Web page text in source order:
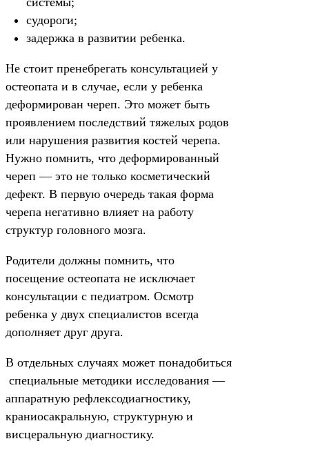
судороги;
задержка в развитии ребенка.
Не стоит пренебрегать консультацией у
остеопата и в случае, если у ребенка
деформирован череп. Это может быть
проявлением последствий тяжелых родов
или нарушения развития костей черепа.
Нужно помнить, что деформированный
череп — это не только косметический
дефект. В первую очередь такая форма
черепа негативно влияет на работу
структур головного мозга.
Родители должны помнить, что
посещение остеопата не исключает
консультации с педиатром. Осмотр
ребенка у двух специалистов всегда
дополняет друг друга.
В отдельных случаях может понадобиться
специальные методики исследования —
аппаратную рефлексодиагностику,
краниосакральную, структурную и
висцеральную диагностику.